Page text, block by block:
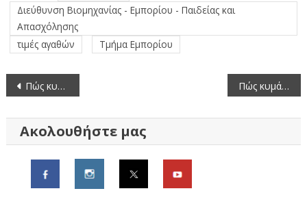
Διεύθυνση Βιομηχανίας - Εμπορίου - Παιδείας και
Απασχόλησης
τιμές αγαθών
Τμήμα Εμπορίου
Πλοήγηση
Πώς κυμάνθηκαν οι τιμές κατεψυγμένων προϊόντων τον Ιούνιο (2026) Πώς κυμάνθηκαν οι τιμές καυσίμων τον Ιούνιο (2026)
Ακολουθήστε μας